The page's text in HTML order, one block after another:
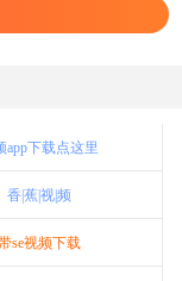
app下载点这里
香|蕉|视|频
se视频下载